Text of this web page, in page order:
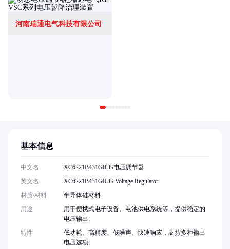
河南瑞通电气科技有限公司
基本信息
中文名
XC6221B431GR-G电压调节器
英文名
XC6221B431GR-G Voltage Regulator
材质/材料
半导体硅材料
用途
用于便携式电子设备、电池供电系统等，提供稳定的
电压输出。
特性
低功耗、高精度、低噪声、快速响应，支持多种输出
电压选项。